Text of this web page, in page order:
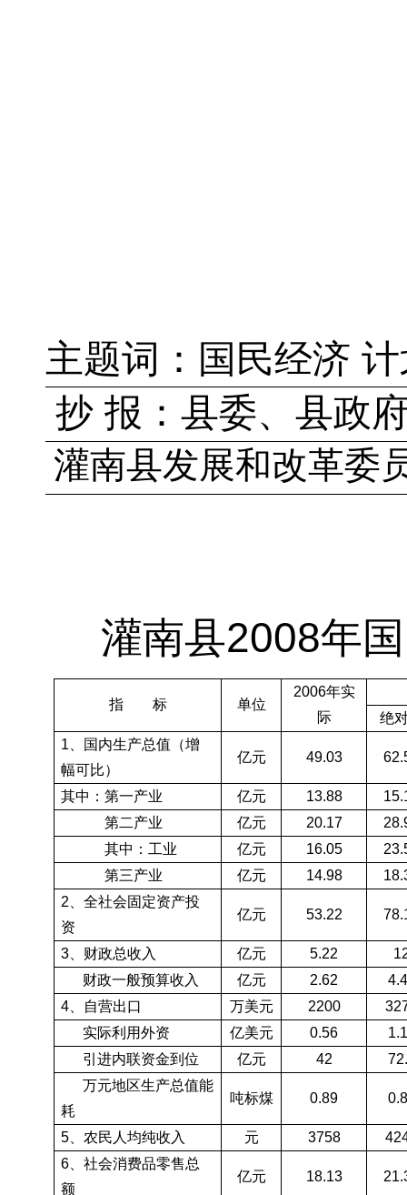
主题词： 国民经济
抄 报：县委、县政
灌南县发展和改革委
灌南县2008年
指 标 单位
2006年实
际
绝
1 、国内生产总值（增
幅可比）
亿元 49.03
其中：第一产业 亿元 13.88
第二产业
亿元 20.17
其中：工业
亿元 16.05
第三产业
亿元 14.98
2 、全社会固定资产投
资
亿元 53.22
3 、财政总收入 亿元 5.22
财政一般预算收入
亿元 2.62
4 、自营出口 万美元 2200
实际利用外资
亿美元 0.56
引进内联资金到位
亿元 42
万元地区生产总值能
耗
吨标煤 0.89
5 、农民人均纯收入 元 3758
6 、社会消费品零售总
额
亿元 18.13